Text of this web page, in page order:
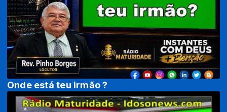
Onde está teu irmão ?